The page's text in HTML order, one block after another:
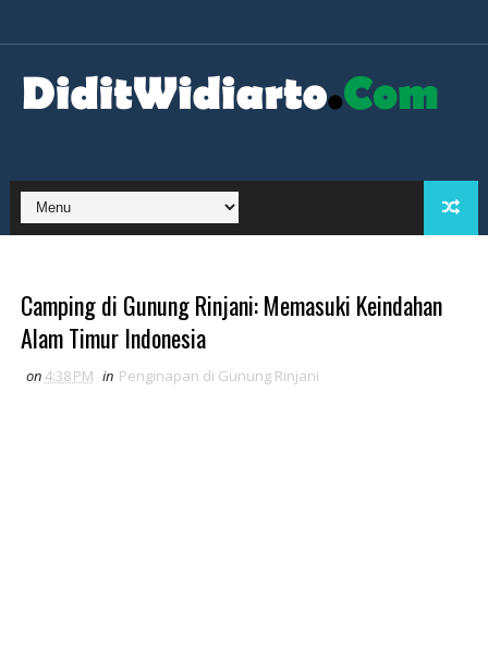
Camping di Gunung Rinjani: Memasuki Keindahan
Alam Timur Indonesia
on4:38 PM in Penginapan di Gunung Rinjani